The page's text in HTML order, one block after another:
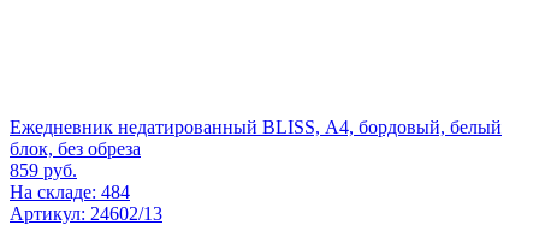
Ежедневник недатированный BLISS, А4, бордовый, белый
блок, без обреза
859 руб.
На складе: 484
Артикул: 24602/13